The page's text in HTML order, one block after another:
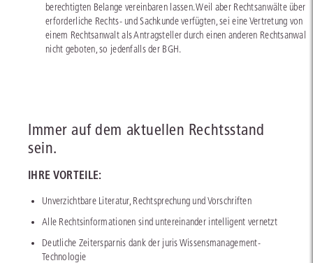
berechtigten Belange vereinbaren lassen. Weil aber Rechtsanwälte über
erforderliche Rechts- und Sachkunde verfügten, sei eine Vertretung von
einem Rechtsanwalt als Antragsteller durch einen anderen Rechtsanwalt
nicht geboten, so jedenfalls der BGH.
Immer auf dem aktuellen Rechtsstand
sein.
IHRE VORTEILE:
Unverzichtbare Literatur, Rechtsprechung und Vorschriften
Alle Rechtsinformationen sind untereinander intelligent vernetzt
Deutliche Zeitersparnis dank der juris Wissensmanagement-
Technologie